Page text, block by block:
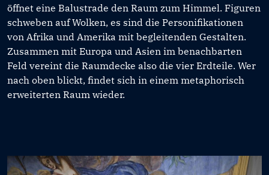
öffnet eine Balustrade den Raum zum Himmel. Figuren
schweben auf Wolken, es sind die Personifikationen
von Afrika und Amerika mit begleitenden Gestalten.
Zusammen mit Europa und Asien im benachbarten
Feld vereint die Raumdecke also die vier Erdteile. Wer
nach oben blickt, findet sich in einem metaphorisch
erweiterten Raum wieder.